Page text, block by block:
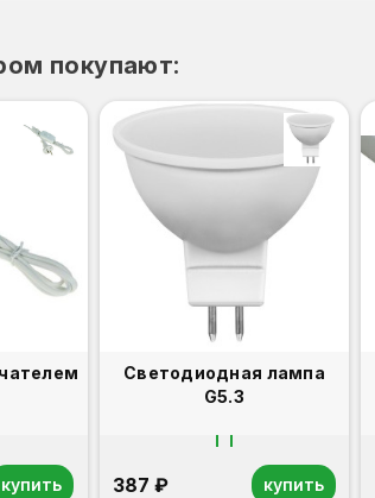
покупают:
купить
Светодиодная лампа
G5.3
387 ₽ купить